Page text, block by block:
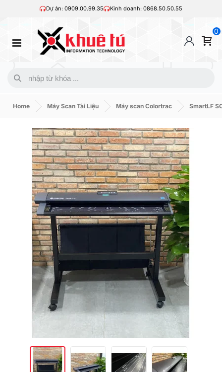
Dự án: 0909.00.99.35 Kinh doanh: 0868.50.50.55
0
Home Máy Scan Tài Liệu Máy scan Colortrac SmartLF